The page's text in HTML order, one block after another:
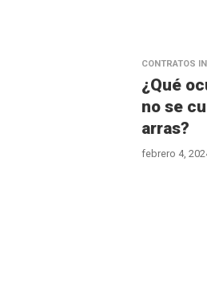
CONTRATOS
¿Qué
no se
arras?
febrero 4,